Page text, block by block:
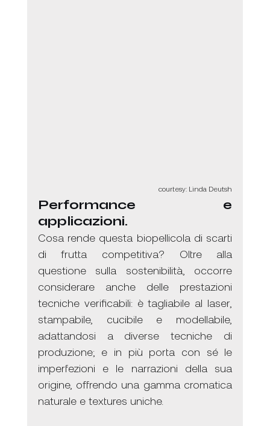
courtesy: Linda Deutsh
Performance e
applicazioni.
Cosa rende questa biopellicola di scarti
di frutta competitiva? Oltre alla
questione sulla sostenibilità, occorre
considerare anche delle prestazioni
tecniche verificabili: è tagliabile al laser,
stampabile, cucibile e modellabile,
adattandosi a diverse tecniche di
produzione; e in più porta con sé le
imperfezioni e le narrazioni della sua
origine, offrendo una gamma cromatica
naturale e textures uniche.